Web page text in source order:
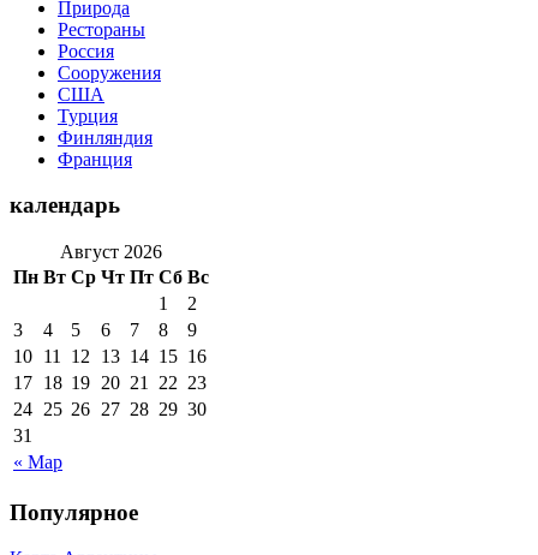
Природа
Рестораны
Россия
Сооружения
США
Турция
Финляндия
Франция
календарь
Август 2026
Пн Вт Ср Чт Пт Сб Вс
« Мар
1
2
3
4 5 6 7 8
9
10 11 12 13 14 15 16
17 18 19 20 21 22 23
24 25 26 27 28 29 30
31
Популярное